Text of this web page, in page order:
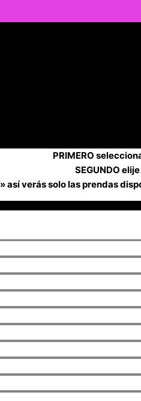
PRIMERO
SEGUNDO
» así verás solo las prendas